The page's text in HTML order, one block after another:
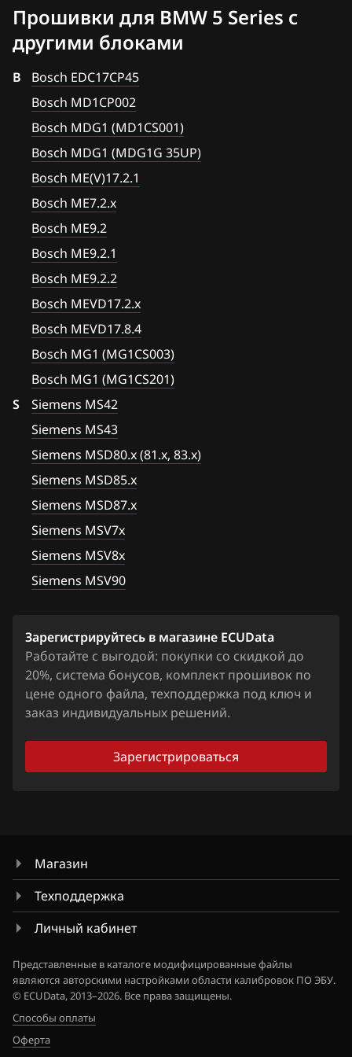
Citroen
Dacia
Daewoo
DAF
Derways
Dodge
Dongfeng
Exeed
Extreme moto
FAW
Fiat
Ford
Forthing
Foton
GAC
Geely
Genesis
GMC
Great Wall
Haima
Haval
Hawtai
Honda
Hongqi
Hyundai
Infiniti
Iran Khodro
Iveco
JAC
Jaecoo
Bosch ME9.2
Bosch ME9.2.2
Bosch MEV17.4.6
Bosch MEV9.2
Bosch MEV9.2.2
Bosch MEV9.4.6
Bosch MEVD17.2.x
Bosch MEVD17.8.4
Bosch MG1 (MG1CS003)
Bosch MG1 (MG1CS201)
Siemens MS42
Siemens MS43
Siemens MS45.x
Siemens MSD80.x (81.x, 83.x)
Siemens MSD85.x
Siemens MSD87.x
Siemens MSV7x
Siemens MSV90
E85 2.5i
Прошивки для BMW 5 Series с
другими блоками
B
Bosch EDC17CP45
Bosch MD1CP002
Bosch MDG1 (MD1CS001)
Bosch MDG1 (MDG1G 35UP)
Bosch ME(V)17.2.1
Bosch ME7.2.x
Bosch ME9.2
Bosch ME9.2.1
Bosch ME9.2.2
Bosch MEVD17.2.x
Bosch MEVD17.8.4
Bosch MG1 (MG1CS003)
Bosch MG1 (MG1CS201)
S
Siemens MS42
Siemens MS43
Siemens MSD80.x (81.x, 83.x)
Siemens MSD85.x
Siemens MSD87.x
Siemens MSV7x
Siemens MSV8x
Siemens MSV90
Зарегистрируйтесь в магазине ECUData
Работайте с выгодой: покупки со скидкой до
20%, система бонусов, комплект прошивок по
цене одного файла, техподдержка под ключ и
заказ индивидуальных решений.
Зарегистрироваться
Магазин
Техподдержка
Личный кабинет
Представленные в каталоге модифицированные файлы
являются авторскими настройками области калибровок ПО ЭБУ.
© ECUData, 2013–2026. Все права защищены.
Способы оплаты
Оферта